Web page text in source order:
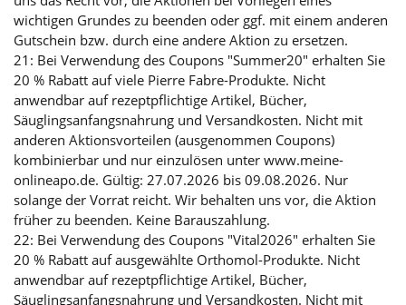
wichtigen Grundes zu beenden oder ggf. mit einem anderen
Gutschein bzw. durch eine andere Aktion zu ersetzen.
21: Bei Verwendung des Coupons "Summer20" erhalten Sie
20 % Rabatt auf viele Pierre Fabre-Produkte. Nicht
anwendbar auf rezeptpflichtige Artikel, Bücher,
Säuglingsanfangsnahrung und Versandkosten. Nicht mit
anderen Aktionsvorteilen (ausgenommen Coupons)
kombinierbar und nur einzulösen unter www.meine-
onlineapo.de. Gültig: 27.07.2026 bis 09.08.2026. Nur
solange der Vorrat reicht. Wir behalten uns vor, die Aktion
früher zu beenden. Keine Barauszahlung.
22: Bei Verwendung des Coupons "Vital2026" erhalten Sie
20 % Rabatt auf ausgewählte Orthomol-Produkte. Nicht
anwendbar auf rezeptpflichtige Artikel, Bücher,
Säuglingsanfangsnahrung und Versandkosten. Nicht mit